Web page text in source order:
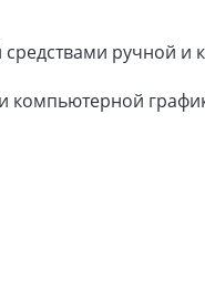
ручной
компьютерной